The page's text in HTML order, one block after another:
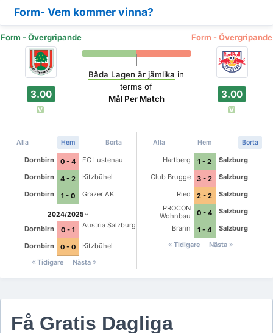
Form- Vem kommer vinna?
Form - Övergripande Form - Övergripande
3.00
V
Båda Lagen är jämlika in
terms of
Mål Per Match
3.00
V
Alla Hem Borta
Dornbirn 0 - 4
FC Lustenau
Dornbirn
4 - 2
Kitzbühel
Dornbirn
1 - 0 Grazer AK
2024/2025
Dornbirn 0 - 1
Austria Salzburg
Dornbirn 0 - 0
Kitzbühel
Tidigare
Nästa
Alla Hem Borta
Hartberg 1 - 2
Salzburg
Club Brugge
3 - 2
Salzburg
Ried
2 - 2
Salzburg
PROCON
Wohnbau
Dietach
0 - 4
Salzburg
Brann
1 - 4
Salzburg
Tidigare
Nästa
Få Gratis Dagliga